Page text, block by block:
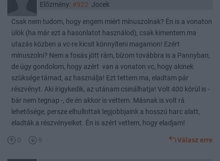
Előzmény: #922 Jocek
Csak nem tudom, hogy engem miért mínuszolnak? Én is a vonaton
ülök (ha már ezt a hasonlatot használod), csak kimentem ma
utazás közben a vc-re kicsit könnyíteni magamon! Ezért
mínuszolni? Nem a fosás jött rám, bízom továbbra is a Pannyban,
de úgy gondolom, hogy azért van a vonaton vc, hogy akinek
szüksége támad, az használja! Ezt tettem ma, eladtam pár
részvényt. Aki írigykedik, az utánam csinálhatja! Volt 400 körül is -
bár nem tegnap -, de én akkor is vettem. Másnak is volt rá
lehetősége, persze elhullottak legjobbjaink a hosszú harc alatt,
eladták a részvényeiket. Én is azért vettem, hogy eladjam!
0 9 Válasz erre